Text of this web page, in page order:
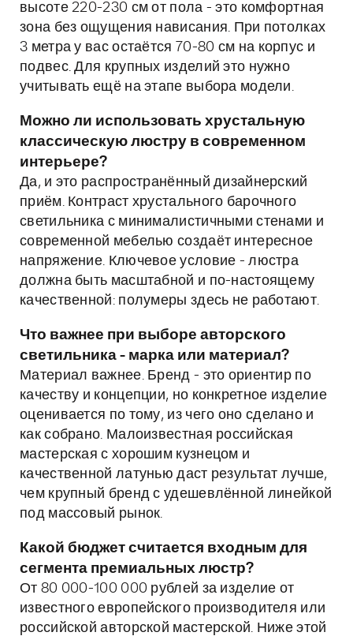
высоте 220-230 см от пола - это комфортная
зона без ощущения нависания. При потолках
3 метра у вас остаётся 70-80 см на корпус и
подвес. Для крупных изделий это нужно
учитывать ещё на этапе выбора модели.
Можно ли использовать хрустальную
классическую люстру в современном
интерьере?
Да, и это распространённый дизайнерский
приём. Контраст хрустального барочного
светильника с минималистичными стенами и
современной мебелью создаёт интересное
напряжение. Ключевое условие - люстра
должна быть масштабной и по-настоящему
качественной: полумеры здесь не работают.
Что важнее при выборе авторского
светильника - марка или материал?
Материал важнее. Бренд - это ориентир по
качеству и концепции, но конкретное изделие
оценивается по тому, из чего оно сделано и
как собрано. Малоизвестная российская
мастерская с хорошим кузнецом и
качественной латунью даст результат лучше,
чем крупный бренд с удешевлённой линейкой
под массовый рынок.
Какой бюджет считается входным для
сегмента премиальных люстр?
От 80 000-100 000 рублей за изделие от
известного европейского производителя или
российской авторской мастерской. Ниже этой